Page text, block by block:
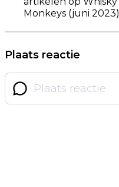
Monkeys (juni 2023)
Plaats reactie